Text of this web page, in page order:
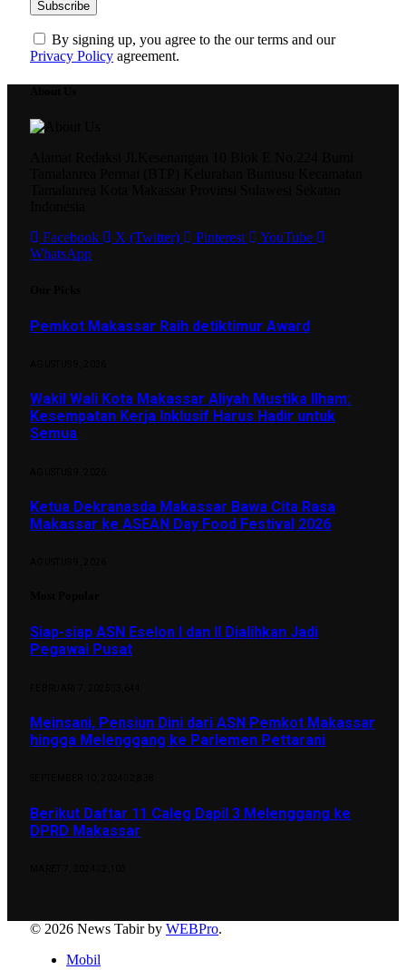
By signing up, you agree to the our terms and our
Privacy Policy agreement.
Facebook
X (Twitter) Pinterest
YouTube
WhatsApp
Pemkot Makassar Raih detiktimur Award
Wakil Wali Kota Makassar Aliyah Mustika Ilham:
Kesempatan Kerja Inklusif Harus Hadir untuk
Semua
Ketua Dekranasda Makassar Bawa Cita Rasa
Makassar ke ASEAN Day Food Festival 2026
Siap-siap ASN Eselon I dan II Dialihkan Jadi
Pegawai Pusat
Meinsani, Pensiun Dini dari ASN Pemkot Makassar
hingga Melenggang ke Parlemen Pettarani
Berikut Daftar 11 Caleg Dapil 3 Melenggang ke
DPRD Makassar
© 2026 News Tabir by WEBPro.
Mobil